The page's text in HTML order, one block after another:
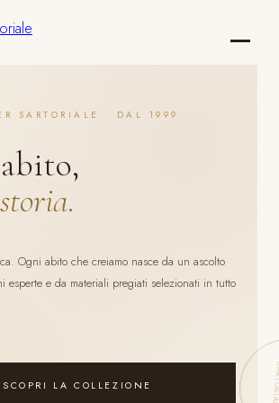
SARTORIALE · DAL 1999
Ogni abito che creiamo nasce da un ascolto
esperte e da materiali pregiati selezionati in tutto
SCOPRI LA COLLEZIONE